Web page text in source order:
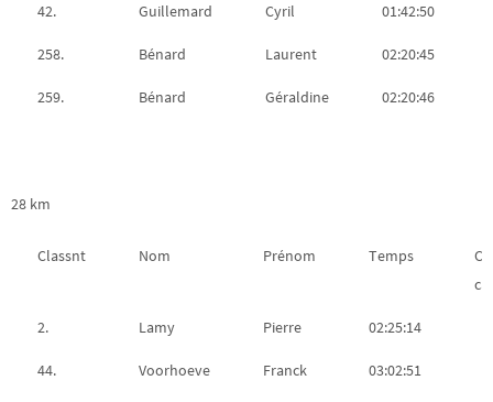
42. Guillemard Cyril 01:42:50
258. Bénard Laurent 02:20:45
259. Bénard Géraldine 02:20:46
28 km
Classnt Nom Prénom Temps
cat
2. Lamy Pierre 02:25:14
44. Voorhoeve Franck 03:02:51